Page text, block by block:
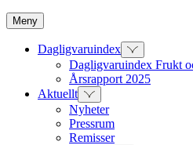
Meny
Dagligvaruindex
Dagligvaruindex Frukt
Årsrapport 2025
Aktuellt
Nyheter
Pressrum
Remisser